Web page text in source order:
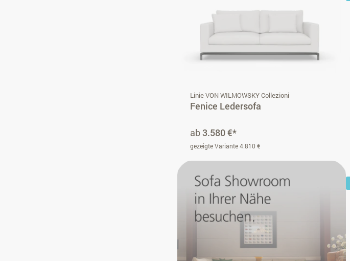
Linie VON WILMOWSKY Collezioni
Fenice Ledersofa
ab 3.580 €*
gezeigte Variante 4.810 €